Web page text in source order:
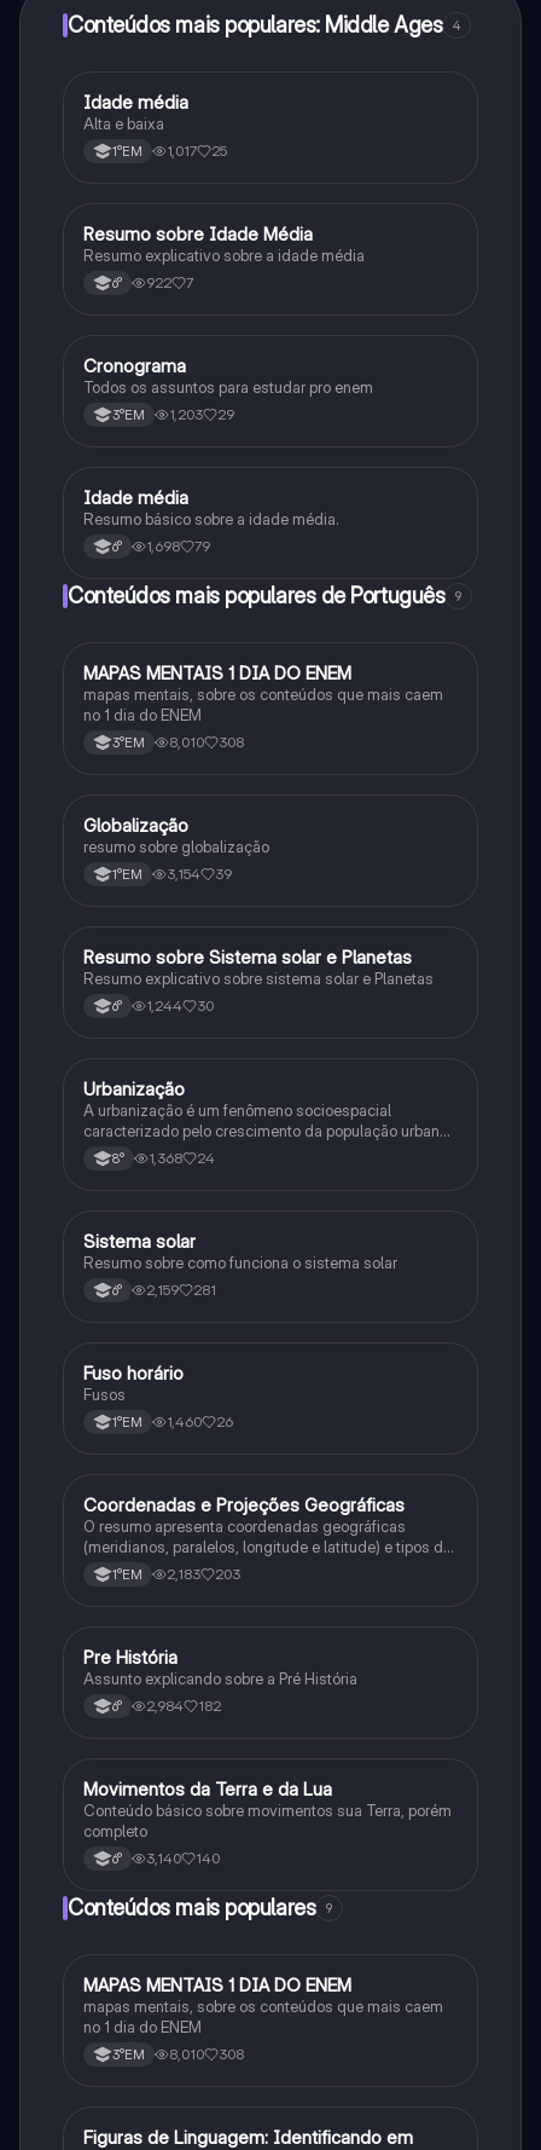
Conteúdos mais populares: Middle Ages 4
História
Idade média
Alta e baixa
1°EM 1,017 25
História
Resumo sobre Idade Média
Resumo explicativo sobre a idade média
6° 922 7
Português
Cronograma
Todos os assuntos para estudar pro enem
3°EM 1,203 29
História
Idade média
Resumo básico sobre a idade média.
6° 1,698 79
Conteúdos mais populares de Português 9
Português
MAPAS MENTAIS 1 DIA DO ENEM
mapas mentais, sobre os conteúdos que mais caem
no 1 dia do ENEM
3°EM 8,010 308
Geografia
Globalização
resumo sobre globalização
1°EM 3,154 39
Geografia
Resumo sobre Sistema solar e Planetas
Resumo explicativo sobre sistema solar e Planetas
6° 1,244 30
Geografia
Urbanização
A urbanização é um fenômeno socioespacial
caracterizado pelo crescimento da população urbana
e a expansão do urbano. Industrialização e êxodo
rural são suas principais causas.
8° 1,368 24
Geografia
Sistema solar
Resumo sobre como funciona o sistema solar
6° 2,159 281
Geografia
Fuso horário
Fusos
1°EM 1,460 26
Geografia
Coordenadas e Projeções Geográficas
O resumo apresenta coordenadas geográficas
(meridianos, paralelos, longitude e latitude) e tipos de
projeções cartográficas (projeção cilíndrica, azimutal
etc).
1°EM 2,183 203
Geografia
Pre História
Assunto explicando sobre a Pré História
6° 2,984 182
Geografia
Movimentos da Terra e da Lua
Conteúdo básico sobre movimentos sua Terra, porém
completo
6° 3,140 140
Conteúdos mais populares 9
Português
MAPAS MENTAIS 1 DIA DO ENEM
mapas mentais, sobre os conteúdos que mais caem
no 1 dia do ENEM
3°EM 8,010 308
FPortuguês
Figuras de Linguagem: Identificando em